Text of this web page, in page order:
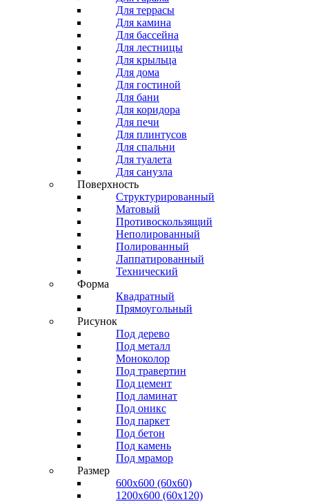
Для террасы
Для камина
Для бассейна
Для лестницы
Для крыльца
Для дома
Для гостиной
Для бани
Для коридора
Для печи
Для плинтусов
Для спальни
Для туалета
Для санузла
Поверхность
Структурированный
Матовый
Противоскользящий
Неполированный
Полированный
Лаппатированный
Технический
Форма
Квадратный
Прямоугольный
Рисунок
Под дерево
Под металл
Моноколор
Под травертин
Под цемент
Под ламинат
Под оникс
Под паркет
Под бетон
Под камень
Под мрамор
Размер
600х600 (60х60)
1200х600 (60х120)